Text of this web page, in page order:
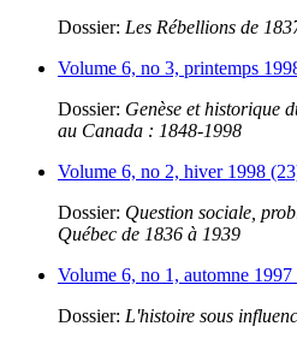
Dossier: Les Rébellions de
Volume 6, no 3, printemps
Dossier: Genèse et historique
au Canada : 1848-1998
Volume 6, no 2, hiver 1998
Dossier: Question sociale,
Québec de 1836 à 1939
Volume 6, no 1, automne 1997
Dossier: L'histoire sous